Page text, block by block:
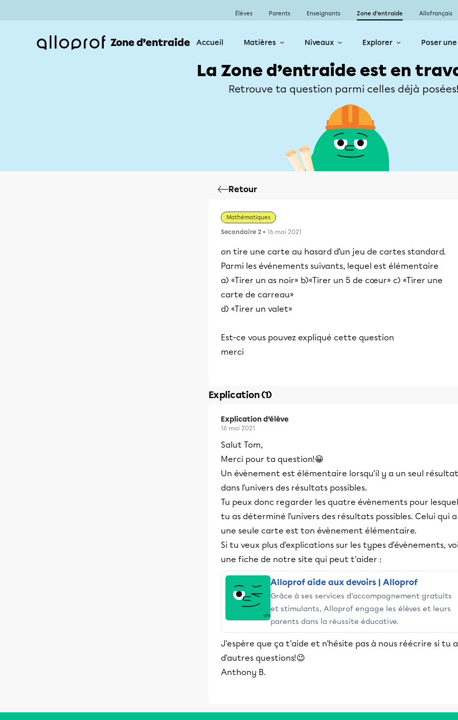
Élèves Parents Enseignants Zone d’entraide Allofrançais
Zone d’entraide Accueil Matières Niveaux Explorer Poser
La Zone d’entraide est en
Retrouve ta question parmi celles déjà posées!
Retour
Mathématiques
Secondaire 2 • 16 mai 2021
on tire une carte au hasard d’un jeu de cartes standard.
Parmi les événements suivants, lequel est élémentaire
a) «Tirer un as noir» b)«Tirer un 5 de cœur» c) «Tirer une
carte de carreau»
d) «Tirer un valet»
Est-ce vous pouvez expliqué cette question
merci
Explication (1)
Explication d’élève
16 mai 2021
Salut Tom,
Merci pour ta question!😀
Un évènement est élémentaire lorsqu'il y a un seul résultat
dans l'univers des résultats possibles.
Tu peux donc regarder les quatre évènements pour
tu as déterminé l'univers des résultats possibles. Celui qui a
une seule carte est ton évènement élémentaire.
Si tu veux plus d'explications sur les types d'évènements,
une fiche de notre site qui peut t'aider :
Alloprof aide aux devoirs | Alloprof
Grâce à ses services d’accompagnement gratuits
et stimulants, Alloprof engage les élèves et leurs
parents dans la réussite éducative.
J'espère que ça t'aide et n'hésite pas à nous réécrire si tu
d'autres questions!😉
Anthony B.